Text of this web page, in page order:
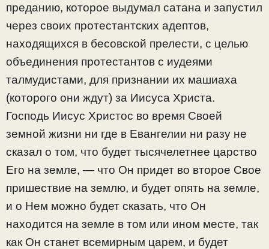
преданию, которое выдумал сатана и запустил
через своих протестантских адептов,
находящихся в бесовской прелести, с целью
объединения протестантов с иудеями
талмудистами, для признании их машиаха
(которого они ждут) за Иисуса Христа.
Господь Иисус Христос во время Своей
земной жизни ни где в Евангелии ни разу не
сказал о том, что будет тысячелетнее царство
Его на земле, — что Он придет во второе Свое
пришествие на землю, и будет опять на земле,
и о Нем можно будет сказать, что Он
находится на земле в том или ином месте, так
как Он станет всемирным царем, и будет